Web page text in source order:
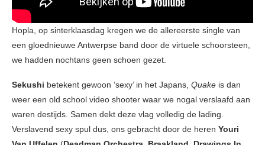
Hopla, op sinterklaasdag kregen we de allereerste single van
een gloednieuwe Antwerpse band door de virtuele schoorsteen,
we hadden nochtans geen schoen gezet.
Sekushi betekent gewoon ‘sexy’ in het Japans, Quake is dan
weer een old school video shooter waar we nogal verslaafd aan
waren destijds. Samen dekt deze vlag volledig de lading.
Verslavend sexy spul dus, ons gebracht door de heren Youri